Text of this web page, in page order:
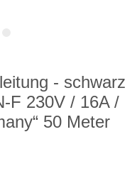
- schwarz
F 230V / 16A /
50 Meter